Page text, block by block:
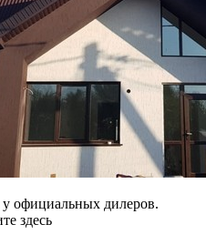
официальных дилеров.
здесь